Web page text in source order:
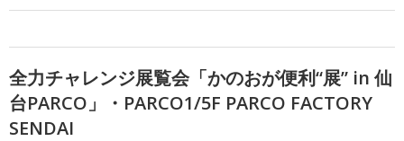
全力チャレンジ展覧会「かのおが便利“展” in 仙
台PARCO」・PARCO1/5F PARCO FACTORY
SENDAI